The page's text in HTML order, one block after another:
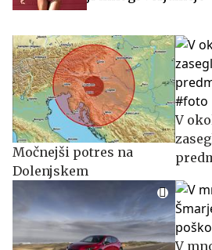
Močnejši potres na
Dolenjskem
V
V